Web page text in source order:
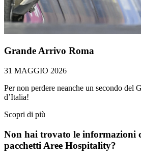
Grande Arrivo Roma
31 MAGGIO 2026
Per non perdere neanche un secondo del
d’Italia!
Scopri di più
Non hai trovato le informazioni
pacchetti Aree Hospitality?